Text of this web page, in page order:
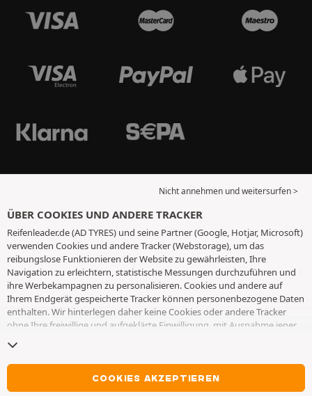
Nicht annehmen und weitersurfen >
ÜBER COOKIES UND ANDERE TRACKER
Reifenleader.de (AD TYRES) und seine Partner (Google, Hotjar, Microsoft)
verwenden Cookies und andere Tracker (Webstorage), um das
reibungslose Funktionieren der Website zu gewährleisten, Ihre
Navigation zu erleichtern, statistische Messungen durchzuführen und
ihre Werbekampagnen zu personalisieren. Cookies und andere auf
Ihrem Endgerät gespeicherte Tracker können personenbezogene Daten
enthalten. Wir hinterlegen daher keine Cookies oder andere Tracker
ohne Ihre freiwillige und aufgeklärte Einwilligung, mit Ausnahme jener,
Auswahl für einen Zeitraum von 6 Monaten. Sie können Ihre
Einwilligung jederzeit widerrufen, indem Sie die WebseiteCookies und
besuchen. Sie haben die Möglichkeit, Ihre Navigation
fortzusetzen, ohne die Hinterlegung von Cookies oder anderen
COOKIES AKZEPTIEREN